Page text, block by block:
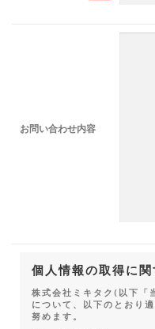
お問い合わせ内容
個人情報の取得に
株式会社ミキタク(以下「
について、以下のとおり
努めます。